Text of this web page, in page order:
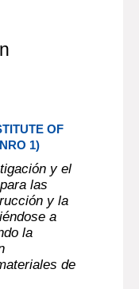
OF
1)
y el
las
y la
a
la
de